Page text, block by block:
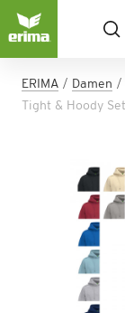
ERIMA Damen
Tight & Hoody